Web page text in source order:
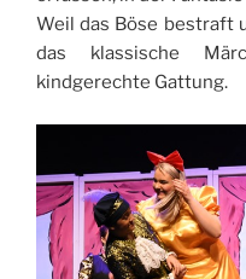
Weil das Böse bestraft
das klassische
kindgerechte Gattung.